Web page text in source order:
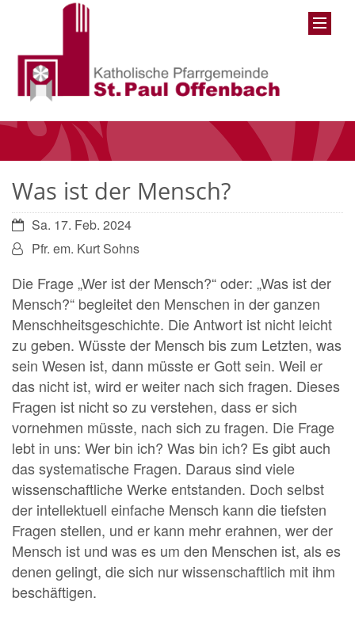
Was ist der Mensch?
Datum:Sa. 17. Feb. 2024
Von:Pfr. em. Kurt Sohns
Die Frage „Wer ist der Mensch?“ oder: „Was ist der
Mensch?“ begleitet den Menschen in der ganzen
Menschheitsgeschichte. Die Antwort ist nicht leicht
zu geben. Wüsste der Mensch bis zum Letzten, was
sein Wesen ist, dann müsste er Gott sein. Weil er
das nicht ist, wird er weiter nach sich fragen. Dieses
Fragen ist nicht so zu verstehen, dass er sich
vornehmen müsste, nach sich zu fragen. Die Frage
lebt in uns: Wer bin ich? Was bin ich? Es gibt auch
das systematische Fragen. Daraus sind viele
wissenschaftliche Werke entstanden. Doch selbst
der intellektuell einfache Mensch kann die tiefsten
Fragen stellen, und er kann mehr erahnen, wer der
Mensch ist und was es um den Menschen ist, als es
denen gelingt, die sich nur wissenschaftlich mit ihm
beschäftigen.